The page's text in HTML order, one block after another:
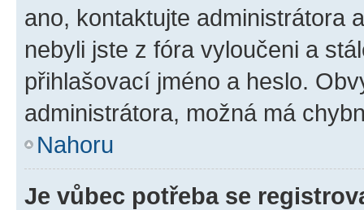
ano, kontaktujte administrátora
nebyli jste z fóra vyloučeni a
přihlašovací jméno a heslo.
administrátora, možná má
Nahoru
Je vůbec potřeba se